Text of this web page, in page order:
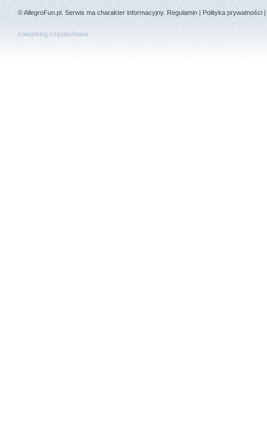
©AllegroFun.pl . Serwis ma charakter informacyjny. Regulamin | Polityka prywatności |
coworking częstochowa